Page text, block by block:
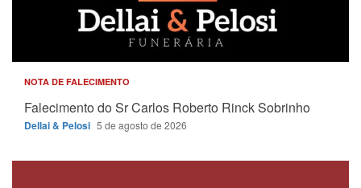
NOTA DE FALECIMENTO
Falecimento do Sr Carlos Roberto Rinck Sobrinho
Dellai & Pelosi 5 de agosto de 2026